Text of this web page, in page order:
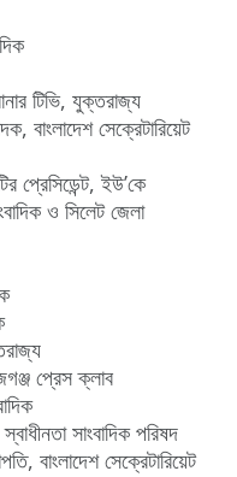
টিভি, যুক্তরাজ্য
বাংলাদেশ সেক্রেটারিয়েট
প্রেসিডেন্ট, ইউ’কে
ও সিলেট জেলা
প্রেস ক্লাব
সাংবাদিক পরিষদ
বাংলাদেশ সেক্রেটারিয়েট